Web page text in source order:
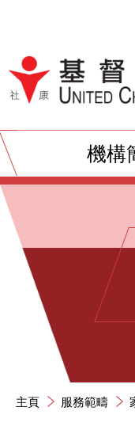
跳到內容
機構
主頁 服務範疇